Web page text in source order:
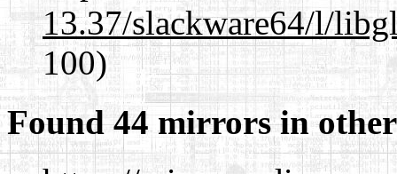
13.37/slackware64/l/
100)
Found 44 mirrors in